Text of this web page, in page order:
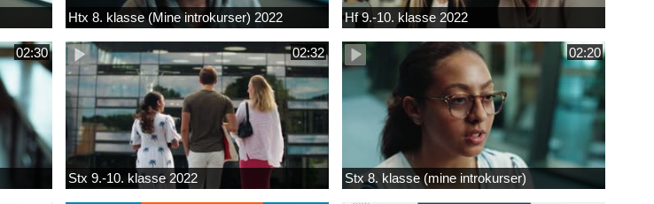
Htx 8. klasse (Mine introkurser) 2022 Hf 9.-10. klasse 2022
02:30 02:32
Stx 9.-10. klasse 2022
02:20
Stx 8. klasse (mine introkurser)